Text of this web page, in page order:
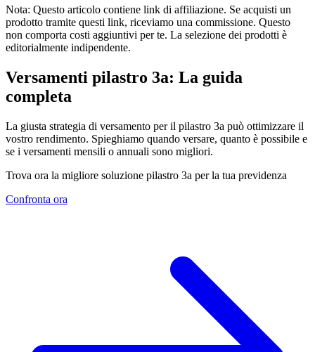
Nota: Questo articolo contiene link di affiliazione. Se acquisti un
prodotto tramite questi link, riceviamo una commissione. Questo
non comporta costi aggiuntivi per te. La selezione dei prodotti è
editorialmente indipendente.
Versamenti pilastro 3a: La guida
completa
La giusta strategia di versamento per il pilastro 3a può ottimizzare il
vostro rendimento. Spieghiamo quando versare, quanto è possibile e
se i versamenti mensili o annuali sono migliori.
Trova ora la migliore soluzione pilastro 3a per la tua previdenza
Confronta ora